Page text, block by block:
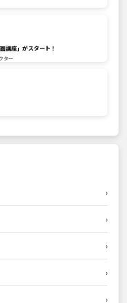
講座」がスタート！
ター
›
›
›
›
›